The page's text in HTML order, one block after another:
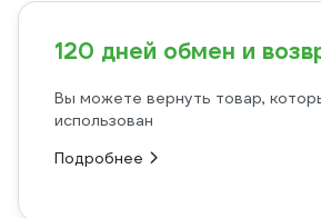
120 дней обмен и
Вы можете вернуть товар,
использован
Подробнее